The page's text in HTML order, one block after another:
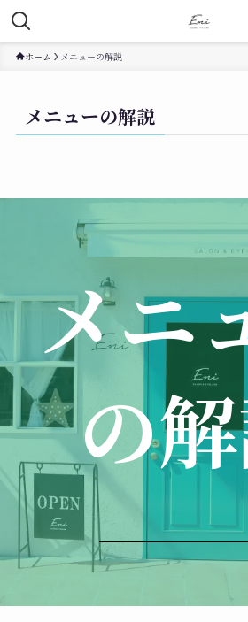
ホーム メニューの解説
メニューの解説
メニ
の